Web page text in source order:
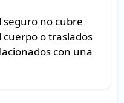
seguro no cubre
o traslados
con una